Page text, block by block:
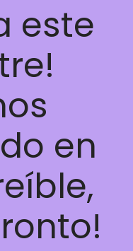
este
en